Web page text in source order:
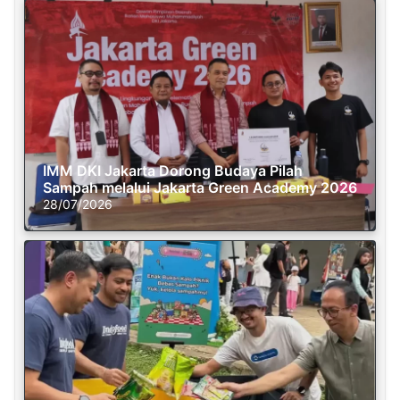
IMM DKI Jakarta Dorong Budaya Pilah
Sampah melalui Jakarta Green Academy 2026
28/07/2026